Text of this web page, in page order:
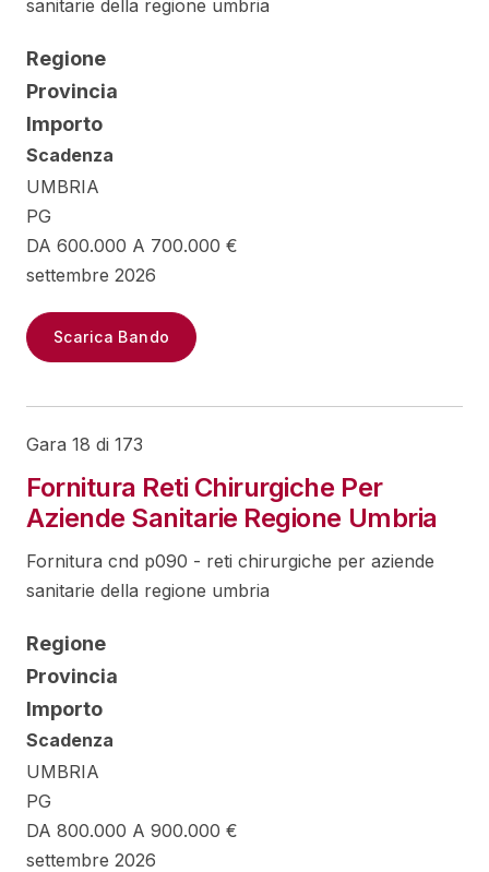
sanitarie della regione umbria
Regione
Provincia
Importo
Scadenza
UMBRIA
PG
DA 600.000 A 700.000 €
settembre 2026
Scarica Bando
Gara 18 di 173
Fornitura Reti Chirurgiche Per
Aziende Sanitarie Regione Umbria
Fornitura cnd p090 - reti chirurgiche per aziende
sanitarie della regione umbria
Regione
Provincia
Importo
Scadenza
UMBRIA
PG
DA 800.000 A 900.000 €
settembre 2026